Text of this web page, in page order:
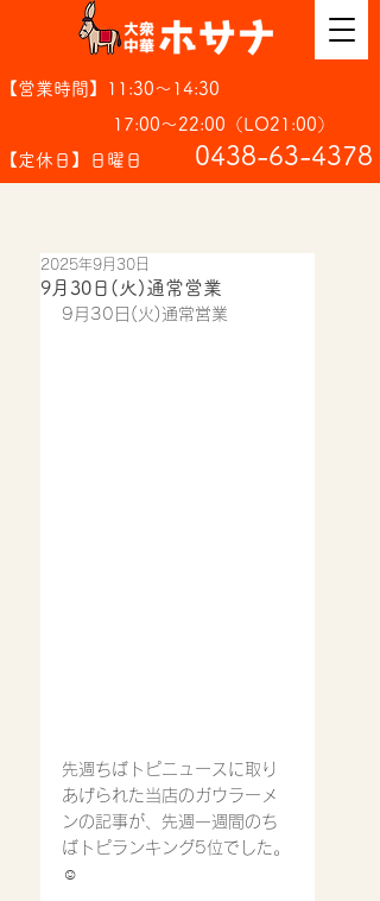
【営業時間】11:30～14:30
17:00～22:00（LO21:00）
【定休日】日曜日
​0438-63-4378
9月30日(火)通常営業
2025年9月30日
9月30日(火)通常営業
先週ちばトピニュースに取り
あげられた当店のガウラーメ
ンの記事が、先週一週間のち
ばトピランキング5位でした。
☺️